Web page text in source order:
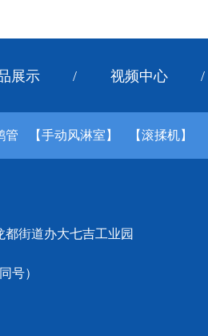
展示 / 视频中心 /
管 【手动风淋室】 【滚揉机】
街道办大七吉工业园
号）